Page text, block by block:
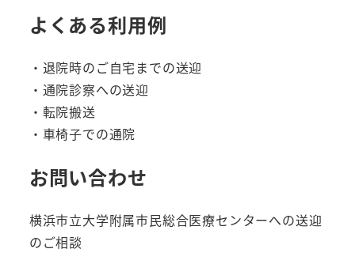
よくある利用例
・退院時のご自宅までの送迎
・通院診察への送迎
・転院搬送
・車椅子での通院
お問い合わせ
横浜市立大学附属市民総合医療センターへの送迎
のご相談